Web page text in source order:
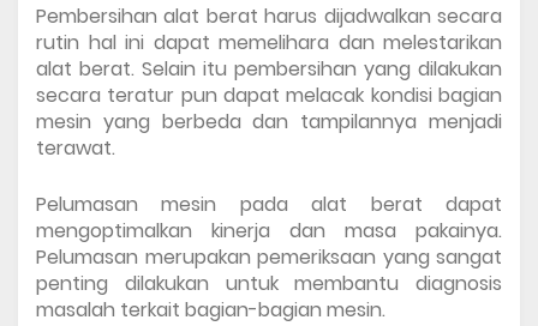
Pembersihan alat berat harus dijadwalkan secara
rutin hal ini dapat memelihara dan melestarikan
alat berat. Selain itu pembersihan yang dilakukan
secara teratur pun dapat melacak kondisi bagian
mesin yang berbeda dan tampilannya menjadi
terawat.
Pelumasan mesin pada alat berat dapat
mengoptimalkan kinerja dan masa pakainya.
Pelumasan merupakan pemeriksaan yang sangat
penting dilakukan untuk membantu diagnosis
masalah terkait bagian-bagian mesin.